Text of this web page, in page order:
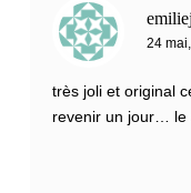
24
très joli et original
revenir un jour… le